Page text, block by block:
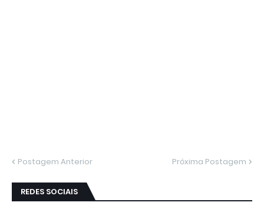
Postagem Anterior Próxima Postagem
REDES SOCIAIS